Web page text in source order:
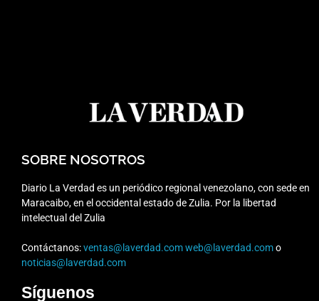
SOBRE NOSOTROS
Diario La Verdad es un periódico regional venezolano, con sede en
Maracaibo, en el occidental estado de Zulia. Por la libertad
intelectual del Zulia
Contáctanos:ventas@laverdad.comweb@laverdad.como
noticias@laverdad.com
Síguenos